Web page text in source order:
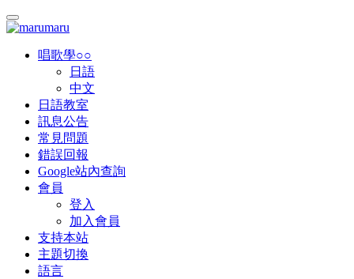
唱歌學○○
日語
中文
日語教室
訊息公告
常見問題
錯誤回報
Google站內查詢
會員
登入
加入會員
支持本站
主題切換
語言